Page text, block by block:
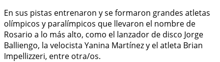
En sus pistas entrenaron y se formaron grandes atletas
olímpicos y paralímpicos que llevaron el nombre de
Rosario a lo más alto, como el lanzador de disco Jorge
Balliengo, la velocista Yanina Martínez y el atleta Brian
Impellizzeri, entre otra/os.